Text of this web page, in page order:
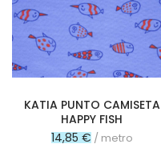
KATIA PUNTO CAMISETA
HAPPY FISH
14,85 € / metro